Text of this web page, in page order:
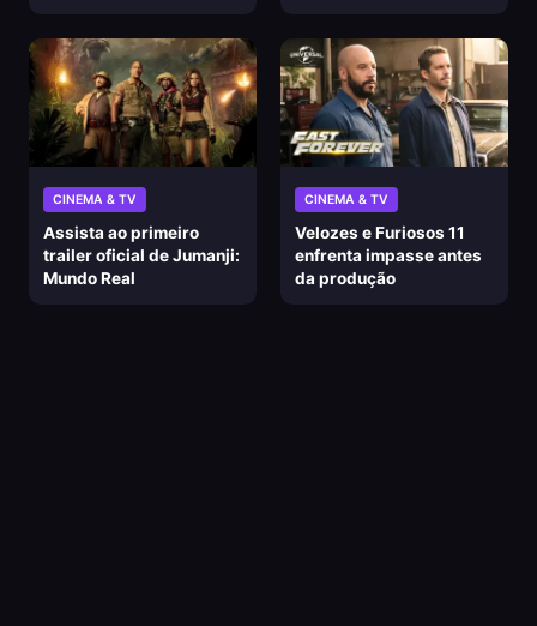
CINEMA & TV
Assista ao primeiro
trailer oficial de Jumanji:
Mundo Real
CINEMA & TV
Velozes e Furiosos 11
enfrenta impasse antes
da produção